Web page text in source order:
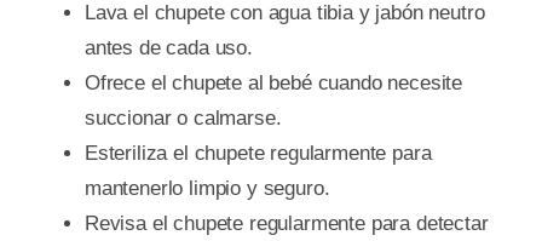
Lava el chupete con agua tibia y jabón neutro
antes de cada uso.
Ofrece el chupete al bebé cuando necesite
succionar o calmarse.
Esteriliza el chupete regularmente para
mantenerlo limpio y seguro.
Revisa el chupete regularmente para detectar